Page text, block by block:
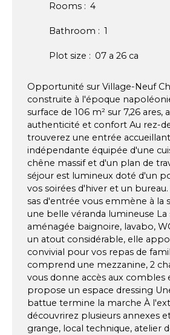
Rooms : 4
Bathroom : 1
Plot size : 07 a 26 ca
Opportunité sur Village-Neuf
construite à l'époque
surface de 106 m² sur 7,26 ares,
authenticité et confort Au rez-
trouverez une entrée
indépendante équipée d'une
chêne massif et d'un plan de
séjour est lumineux doté d'un
vos soirées d'hiver et un
sas d'entrée vous emmène à la
une belle véranda lumineuse La
aménagée baignoire, lavabo,
un atout considérable, elle
convivial pour vos repas de
comprend une mezzanine, 2
vous donne accès aux combles
propose un espace dressing
battue termine la marche À
découvrirez plusieurs annexes
grange, local technique, atelier